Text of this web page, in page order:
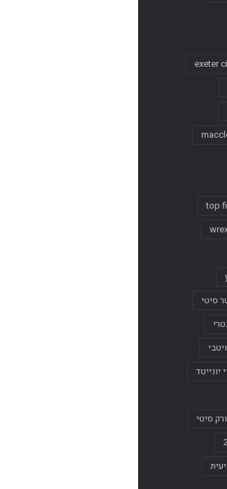
exeter
top
סיטי
יונייטד
סיטי